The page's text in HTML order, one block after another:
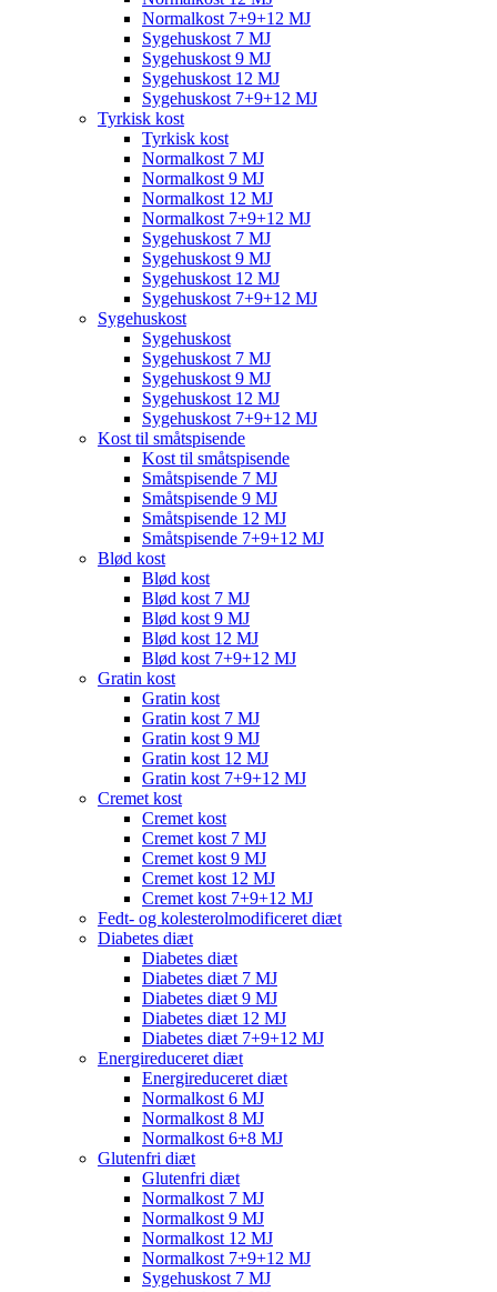
Normalkost 7+9+12 MJ
Sygehuskost 7 MJ
Sygehuskost 9 MJ
Sygehuskost 12 MJ
Sygehuskost 7+9+12 MJ
Tyrkisk kost
Tyrkisk kost
Normalkost 7 MJ
Normalkost 9 MJ
Normalkost 12 MJ
Normalkost 7+9+12 MJ
Sygehuskost 7 MJ
Sygehuskost 9 MJ
Sygehuskost 12 MJ
Sygehuskost 7+9+12 MJ
Sygehuskost
Sygehuskost
Sygehuskost 7 MJ
Sygehuskost 9 MJ
Sygehuskost 12 MJ
Sygehuskost 7+9+12 MJ
Kost til småtspisende
Kost til småtspisende
Småtspisende 7 MJ
Småtspisende 9 MJ
Småtspisende 12 MJ
Småtspisende 7+9+12 MJ
Blød kost
Blød kost
Blød kost 7 MJ
Blød kost 9 MJ
Blød kost 12 MJ
Blød kost 7+9+12 MJ
Gratin kost
Gratin kost
Gratin kost 7 MJ
Gratin kost 9 MJ
Gratin kost 12 MJ
Gratin kost 7+9+12 MJ
Cremet kost
Cremet kost
Cremet kost 7 MJ
Cremet kost 9 MJ
Cremet kost 12 MJ
Cremet kost 7+9+12 MJ
Fedt- og kolesterolmodificeret diæt
Diabetes diæt
Diabetes diæt
Diabetes diæt 7 MJ
Diabetes diæt 9 MJ
Diabetes diæt 12 MJ
Diabetes diæt 7+9+12 MJ
Energireduceret diæt
Energireduceret diæt
Normalkost 6 MJ
Normalkost 8 MJ
Normalkost 6+8 MJ
Glutenfri diæt
Glutenfri diæt
Normalkost 7 MJ
Normalkost 9 MJ
Normalkost 12 MJ
Normalkost 7+9+12 MJ
Sygehuskost 7 MJ